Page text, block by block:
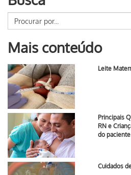
Mais conteúdo
Leite
Principais
RN e
do paciente
Cuidados